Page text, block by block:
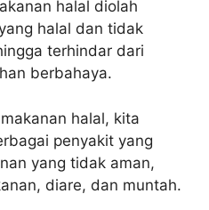
halal diolah
halal dan tidak
terhindar dari
berbahaya.
halal, kita
penyakit yang
yang tidak aman,
diare, dan muntah.